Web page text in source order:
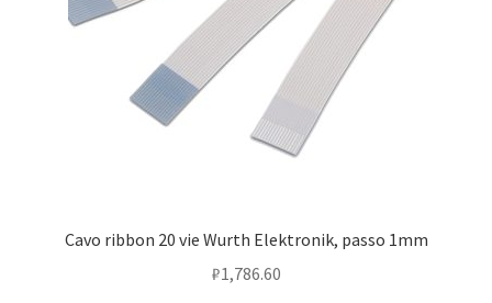
Cavo ribbon 20 vie Wurth Elektronik, passo 1mm
₽1,786.60